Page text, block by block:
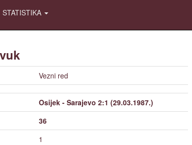
STATISTIKA
Vezni red
Osijek - Sarajevo 2:1 (29.03.1987.)
36
1